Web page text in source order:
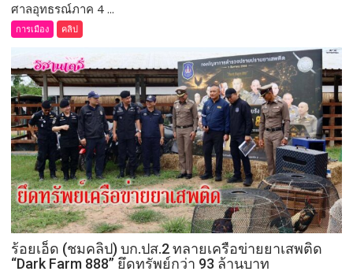
ศาล
อุทธรณ์
ภาค 4 มี
คำ
สั่ง
ให้
จัดการ
เลือก
ตั้ง
นายก
อบจ.ขอนแก่น
ใหม่
กกต.
ศาลอุทธรณ์ภาค 4 ...
การเมือง คลิป
ร้อยเอ็ด (ชมคลิป) บก.ปส.2 ทลายเครือข่ายยาเสพติด
“Dark Farm 888” ยึดทรัพย์กว่า 93 ล้านบาท